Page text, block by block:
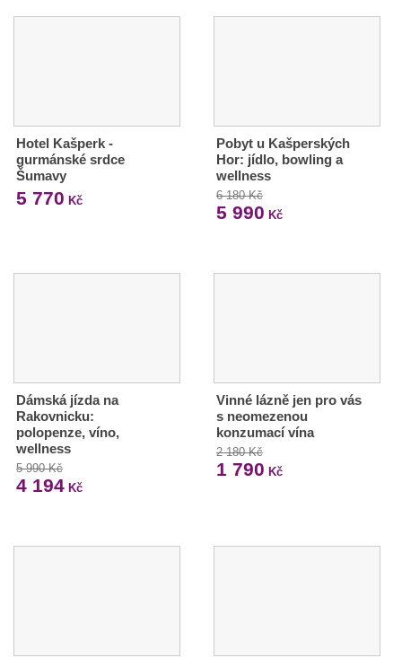
Hotel Kašperk -
gurmánské srdce
Šumavy
5 770 Kč
Pobyt u Kašperských
Hor: jídlo, bowling a
wellness
6 180 Kč
5 990 Kč
Dámská jízda na
Rakovnicku:
polopenze, víno,
wellness
5 990 Kč
4 194 Kč
Vinné lázně jen pro vás
s neomezenou
konzumací vína
2 180 Kč
1 790 Kč